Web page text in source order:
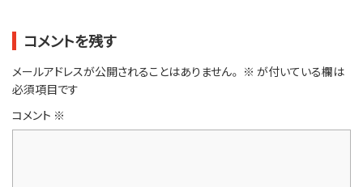
コメントを残す
メールアドレスが公開されることはありません。 ※ が付いている欄は
必須項目です
コメント ※